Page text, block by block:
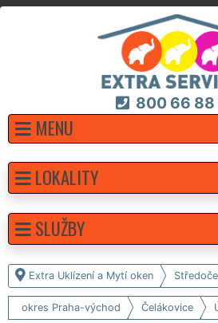
800 66 88
MENU
Extra Uklízení a Mytí oken
okres Praha-východ Čelákovice
LOKALITY
SLUŽBY